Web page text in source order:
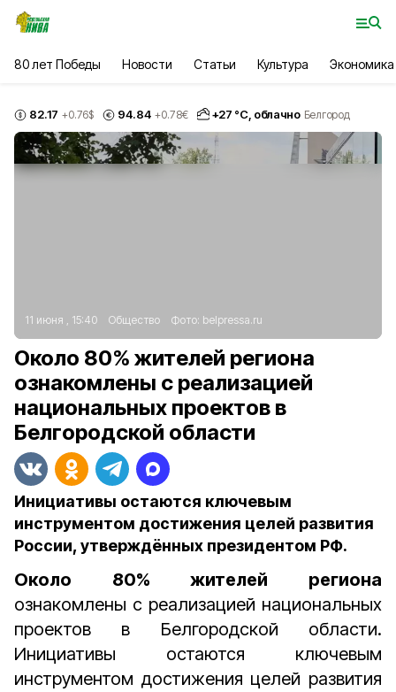
80 лет Победы Новости Статьи Культура Экономика
82.17 +0.76$ 94.84 +0.78€ +27 °С, облачно Белгород
11 июня , 15:40 Общество Фото: belpressa.ru
Около 80% жителей региона
ознакомлены с реализацией
национальных проектов в
Белгородской области
Инициативы остаются ключевым
инструментом достижения целей развития
России, утверждённых президентом РФ.
Около 80% жителей региона
ознакомлены с реализацией национальных
проектов в Белгородской области.
Инициативы остаются ключевым
инструментом достижения целей развития